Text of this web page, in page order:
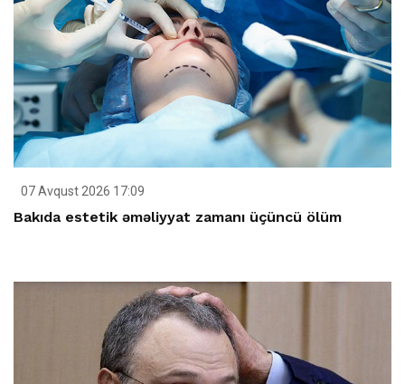
07 Avqust 2026 17:09
Bakıda estetik əməliyyat zamanı üçüncü ölüm